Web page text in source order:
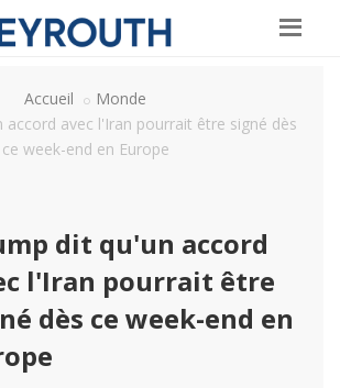
Accueil
Monde
accord avec l'Iran pourrait être signé dès
ce week-end en Europe
dit qu'un accord
l'Iran pourrait être
dès ce week-end en